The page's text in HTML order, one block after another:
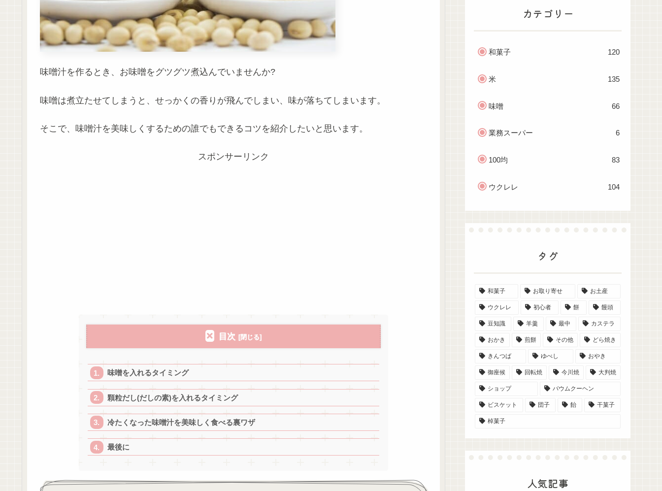
味噌汁を作るとき、お味噌をグツグツ煮込んでいませんか?
味噌は煮立たせてしまうと、せっかくの香りが飛んでしまい、味が落ちてしまいます。
そこで、味噌汁を美味しくするための誰でもできるコツを紹介したいと思います。
スポンサーリンク
目次
味噌を入れるタイミング
顆粒だし(だしの素)を入れるタイミング
冷たくなった味噌汁を美味しく食べる裏ワザ
最後に
カテゴリー
和菓子 120
米 135
味噌 66
業務スーパー 6
100均 83
ウクレレ 104
タグ
和菓子 お取り寄せ お土産
ウクレレ 初心者 餅 饅頭
豆知識 羊羹 最中 カステラ
おかき 煎餅 その他 どら焼き
きんつば ゆべし おやき
御座候 回転焼 今川焼 大判焼
ショップ バウムクーヘン
ビスケット 団子 飴 干菓子
棹菓子
人気記事